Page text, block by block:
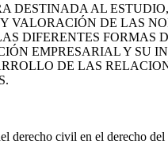
DESTINADA AL
VALORACIÓN DE LAS
DIFERENTES FORMAS
EMPRESARIAL Y SU
DE LAS
derecho civil en el derecho del